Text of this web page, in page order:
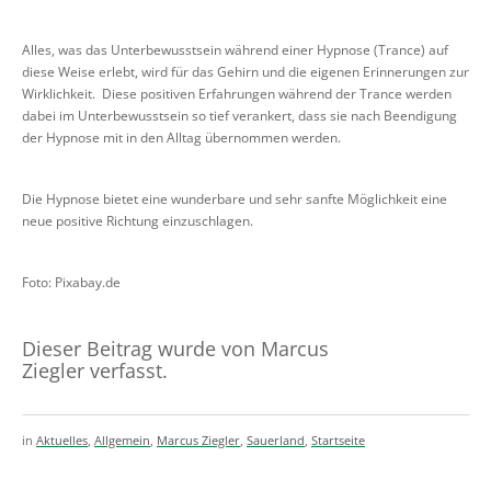
Alles, was das Unterbewusstsein während einer Hypnose (Trance) auf
diese Weise erlebt, wird für das Gehirn und die eigenen Erinnerungen zur
Wirklichkeit. Diese positiven Erfahrungen während der Trance werden
dabei im Unterbewusstsein so tief verankert, dass sie nach Beendigung
der Hypnose mit in den Alltag übernommen werden.
Die Hypnose bietet eine wunderbare und sehr sanfte Möglichkeit eine
neue positive Richtung einzuschlagen.
Foto: Pixabay.de
Dieser Beitrag wurde von Marcus
Ziegler verfasst.
in Aktuelles Allgemein Marcus Ziegler Sauerland Startseite